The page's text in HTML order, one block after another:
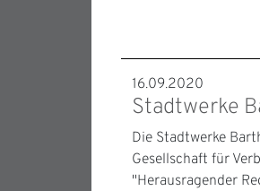
16.09.2020
Stadtwerke
Die Stadtwerke
Gesellschaft für
"Herausragender